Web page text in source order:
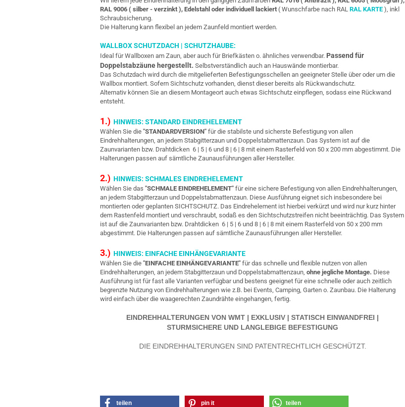
RAL 9006 ( silber - verzinkt ), Edelstahl oder individuell lackiert ( Wunschfarbe nach RAL RAL KARTE ), inkl
Schraubsicherung.
Die Halterung kann flexibel an jedem Zaunfeld montiert werden.
WALLBOX SCHUTZDACH | SCHUTZHAUBE:
Ideal für Wallboxen am Zaun, aber auch für Briefkästen o. ähnliches verwendbar. Passend für
Doppelstabzäune hergestellt. Selbstverständlich auch an Hauswände montierbar.
Das Schutzdach wird durch die mitgelieferten Befestigungsschellen an geeigneter Stelle über oder um die
Wallbox montiert. Sofern Sichtschutz vorhanden, dienst dieser bereits als Rückwandschutz.
Alternativ können Sie an diesem Montageort auch etwas Sichtschutz einpflegen, sodass eine Rückwand
entsteht.
1.) HINWEIS: STANDARD EINDREHELEMENT
Wählen Sie die "STANDARDVERSION" für die stabilste und sicherste Befestigung von allen
Eindrehhalterungen, an jedem Stabgitterzaun und Doppelstabmattenzaun. Das System ist auf die
Zaunvarianten bzw. Drahtdicken 6 | 5 | 6 und 8 | 6 | 8 mit einem Rasterfeld von 50 x 200 mm abgestimmt. Die
Halterungen passen auf sämtliche Zaunausführungen aller Hersteller.
2.) HINWEIS: SCHMALES EINDREHELEMENT
Wählen Sie das "SCHMALE EINDREHELEMENT" für eine sichere Befestigung von allen Eindrehhalterungen,
an jedem Stabgitterzaun und Doppelstabmattenzaun. Diese Ausführung eignet sich insbesondere bei
montierten oder geplanten SICHTSCHUTZ. Das Eindrehelement ist hierbei verkürzt und wird nur kurz hinter
dem Rastenfeld montiert und verschraubt, sodaß es den Sichtschutzstreifen nicht beeinträchtig. Das System
ist auf die Zaunvarianten bzw. Drahtdicken 6 | 5 | 6 und 8 | 6 | 8 mit einem Rasterfeld von 50 x 200 mm
abgestimmt. Die Halterungen passen auf sämtliche Zaunausführungen aller Hersteller.
3.) HINWEIS: EINFACHE EINHÄNGEVARIANTE
Wählen Sie die "EINFACHE EINHÄNGEVARIANTE" für das schnelle und flexible nutzen von allen
Eindrehhalterungen, an jedem Stabgitterzaun und Doppelstabmattenzaun, ohne jegliche Montage. Diese
Ausführung ist für fast alle Varianten verfügbar und bestens geeignet für eine schnelle oder auch zeitlich
begrenzte Nutzung von Eindrehhalterungen wie z.B. bei Events, Camping, Garten o. Zaunbau. Die Halterung
wird einfach über die waagerechten Zaundrähte eingehangen, fertig.
EINDREHHALTERUNGEN VON WMT | EXKLUSIV | STATISCH EINWANDFREI |
STURMSICHERE UND LANGLEBIGE BEFESTIGUNG
DIE EINDREHHALTERUNGEN SIND PATENTRECHTLICH GESCHÜTZT.
teilen pin it teilen